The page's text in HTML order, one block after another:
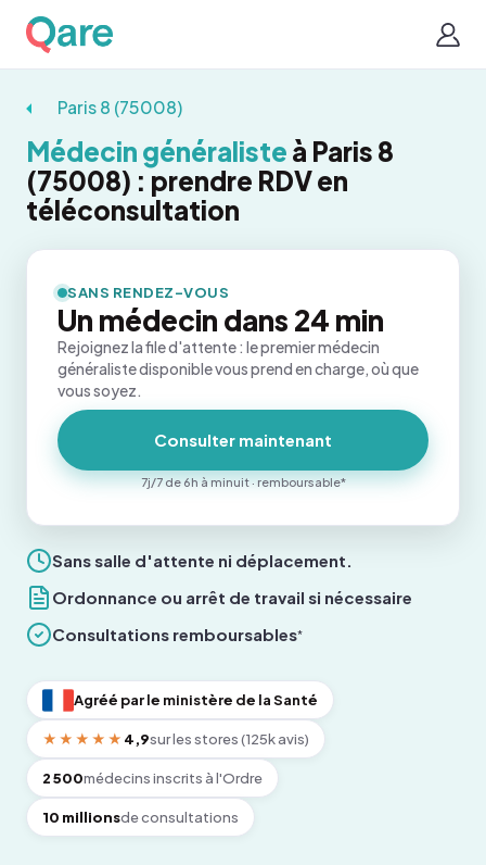
Paris 8 (75008)
Médecin généraliste à Paris 8
(75008) : prendre RDV en
téléconsultation
Sans salle d'attente ni déplacement.
Ordonnance ou arrêt de travail si nécessaire
Consultations remboursables*
Agréé par le ministère de la Santé
★★★★★ 4,9sur les stores (125k avis)
2 500médecins inscrits à l'Ordre
10 millionsde consultations
SANS RENDEZ-VOUS
Un médecin dans 24 min
Rejoignez la file d'attente : le premier médecin
généraliste disponible vous prend en charge, où que
vous soyez.
Consulter maintenant
7j/7 de 6h à minuit · remboursable*